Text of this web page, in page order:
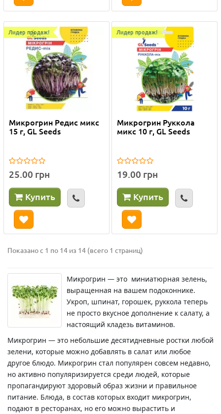
Лидер продаж!
Микрогрин Редис микс
15 г, GL Seeds
25.00 грн
Купить
Лидер продаж!
Микрогрин Руккола
микс 10 г, GL Seeds
19.00 грн
Купить
Показано с 1 по 14 из 14 (всего 1 страниц)
Микрогрин — это миниатюрная зелень,
выращенная на вашем подоконнике.
Укроп, шпинат, горошек, руккола теперь
не просто вкусное дополнение к салату, а
настоящий кладезь витаминов.
Микрогрин — это небольшие десятидневные ростки любой
зелени, которые можно добавлять в салат или любое
другое блюдо. Микрогрин стал популярен совсем недавно,
но активно популяризируется среди людей, которые
пропагандируют здоровый образ жизни и правильное
питание. Блюда, в состав которых входит микрогрин,
подают в ресторанах, но его можно вырастить и